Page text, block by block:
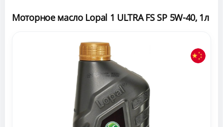
Моторное масло Lopal 1 ULTRA FS SP 5W-40, 1л